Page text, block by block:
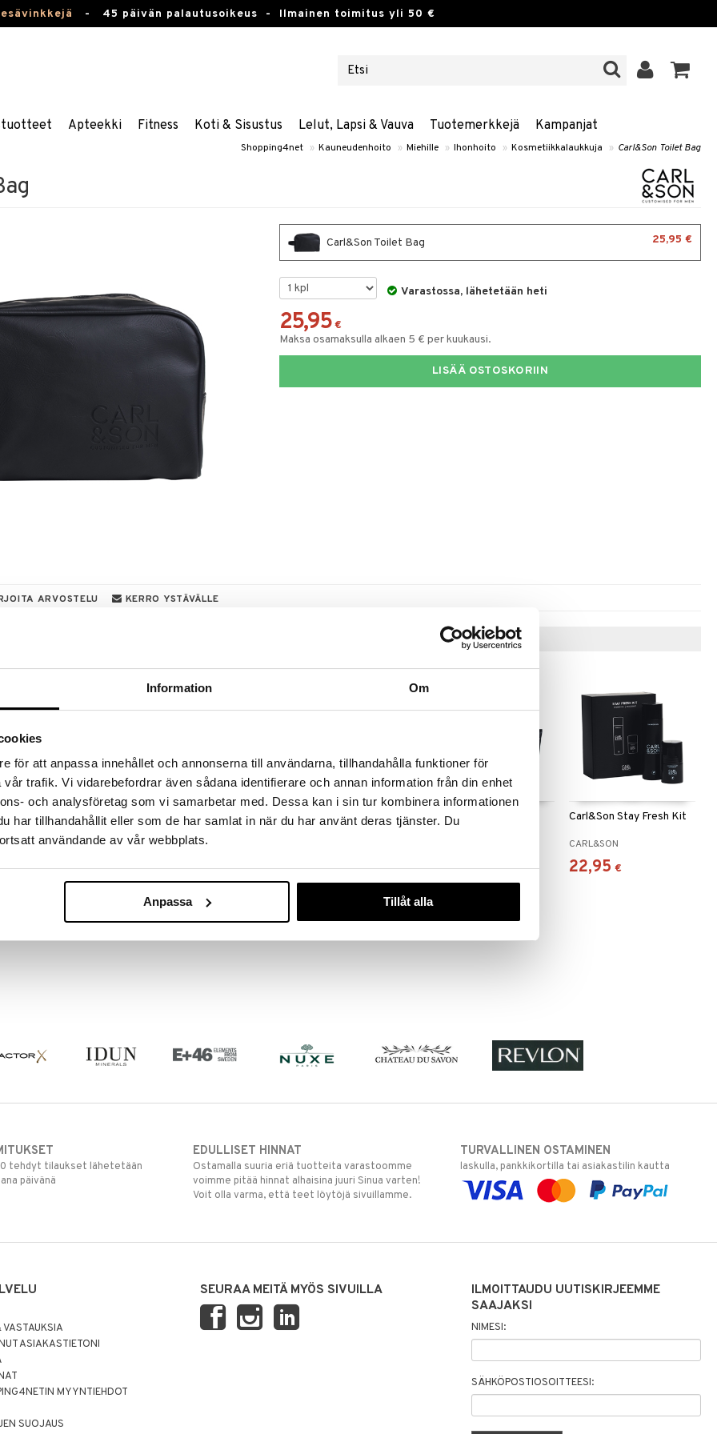
Information Om
för att anpassa innehållet och annonserna till användarna, tillhandahålla funktioner för
trafik. Vi vidarebefordrar även sådana identifierare och annan information från din enhet
och analysföretag som vi samarbetar med. Dessa kan i sin tur kombinera informationen
har tillhandahållit eller som de har samlat in när du har använt deras tjänster. Du
användande av vår webbplats.
Anpassa Tillåt alla
- 45 päivän palautusoikeus - Ilmainen toimitus yli 50 €
Apteekki Fitness Koti & Sisustus Lelut, Lapsi & Vauva Tuotemerkkejä Kampanjat
Shopping4net » Kauneudenhoito » Miehille » Ihonhoito » Kosmetiikkalaukkuja » Carl&Son Toilet Bag
Carl&Son Toilet Bag 25,95 €
Varastossa, lähetetään heti
25,95 €
Maksa osamaksulla alkaen 5 € per kuukausi.
LISÄÄ OSTOSKORIIN
ARVOSTELU KERRO YSTÄVÄLLE
löydöt kotiin!
tehdä löytöjä suuresta ALEstamme. Juuri
suuren valikoiman jännittäviä tuotteita
voivat päästä loppumaan!
nahkaimitaatiota. Tilava ja helposti
yhden isomman sisätaskun ansiosta.
Vinkkejä sinulle
Carl&Son Shaving /
25,95 €
Carl&Son Skincare
26,95 €
Carl&Son Stay Fresh Kit
CARL&SON
22,95 €
tehdyt tilaukset lähetetään
päivänä
EDULLISET HINNAT
Ostamalla suuria eriä tuotteita varastoomme
voimme pitää hinnat alhaisina juuri Sinua varten!
Voit olla varma, että teet löytöjä sivuillamme.
TURVALLINEN OSTAMINEN
laskulla, pankkikortilla tai asiakastilin kautta
ASIAKASTIETONI
MYYNTIEHDOT
SUOJAUS
SEURAA MEITÄ MYÖS SIVUILLA
ILMOITTAUDU UUTISKIRJEEMME
SAAJAKSI
NIMESI:
SÄHKÖPOSTIOSOITTEESI: